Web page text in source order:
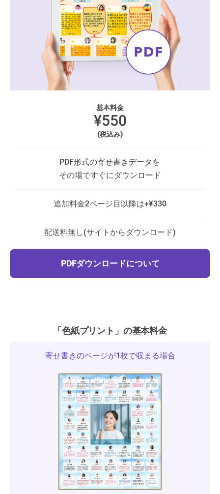
基本料金
¥550
(税込み)
PDF形式の寄せ書きデータを
その場ですぐにダウンロード
追加料金2ページ目以降は+¥330
配送料無し(サイトからダウンロード)
PDFダウンロードについて
「色紙プリント」の基本料金
寄せ書きのページが1枚で収まる場合